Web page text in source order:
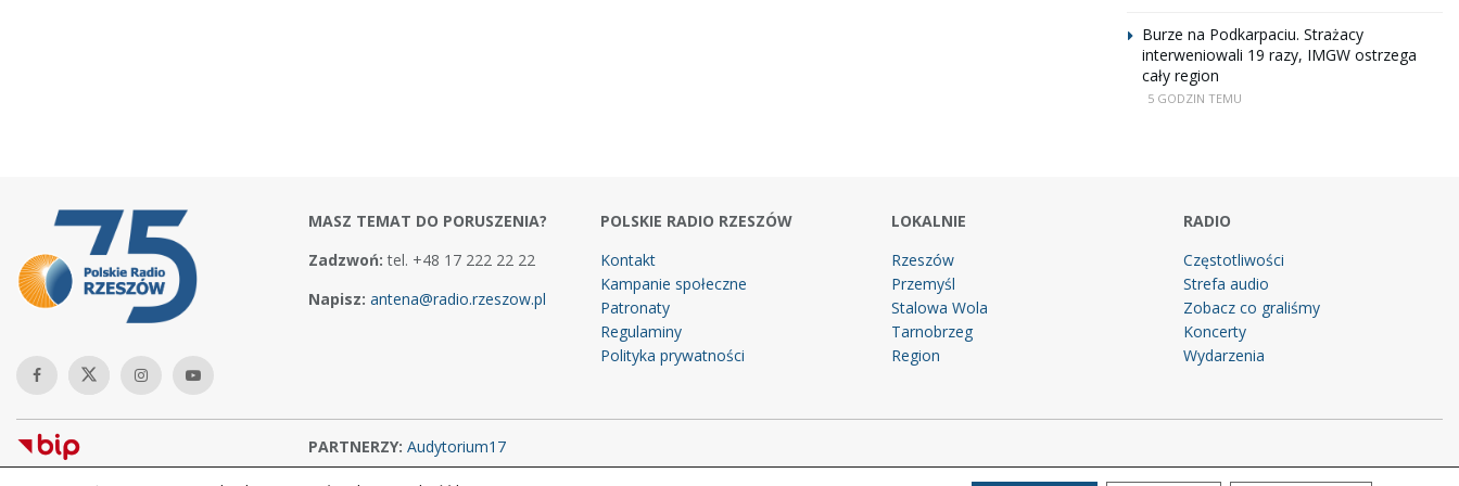
Burze na Podkarpaciu. Strażacy
interweniowali 19 razy, IMGW ostrzega
cały region
5 GODZIN TEMU
MASZ TEMAT DO PORUSZENIA?
Zadzwoń: tel. +48 17 222 22 22
Napisz: antena@radio.rzeszow.pl
POLSKIE RADIO RZESZÓW
Kontakt
Kampanie społeczne
Patronaty
Regulaminy
Polityka prywatności
LOKALNIE
Rzeszów
Przemyśl
Stalowa Wola
Tarnobrzeg
Region
RADIO
Częstotliwości
Strefa audio
Zobacz co graliśmy
Koncerty
Wydarzenia
PARTNERZY: Audytorium17